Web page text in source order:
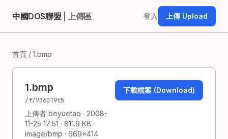
中國DOS聯盟 | 上傳區 登入 上傳 Upload
首頁 / 1.bmp
1.bmp
/f/V360T9t5
上傳者 beyuetao · 2008-
11-25 17:51 · 811.9 KB ·
image/bmp · 669×414
下載檔案 (Download)